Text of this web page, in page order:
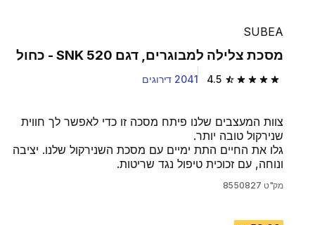
SUBEA
מסכת צלילה למבוגרים, דגם SNK 520 - כחול
4.5 4.5 out of 5 stars from 2041 reviews 2041 דירוגים
צוות המעצבים שלנו פיתח מסכה זו כדי לאפשר לך חווית
שנירקול טובה יותר.
גלו את החיים התת ימיים עם מסכת השנירקול שלנו. יציבה
ונוחה, עם זכוכית טיפול נגד שריטות.
מק"ט 8550827